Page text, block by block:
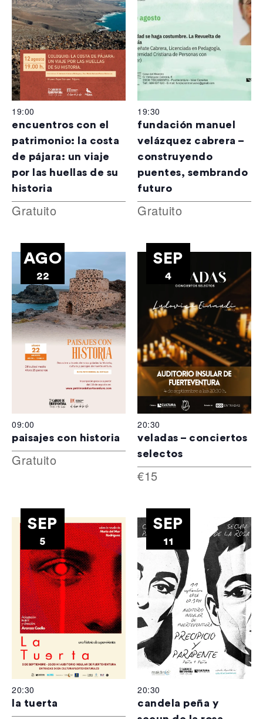
19:00
encuentros con el
patrimonio: la costa
de pájara: un viaje
por las huellas de su
historia
Gratuito
19:30
fundación manuel
velázquez cabrera –
construyendo
puentes, sembrando
futuro
Gratuito
AGO
22
09:00
paisajes con historia
Gratuito
SEP
4
20:30
veladas – conciertos
selectos
€15
SEP
5
20:30
la tuerta
SEP
11
20:30
candela peña y